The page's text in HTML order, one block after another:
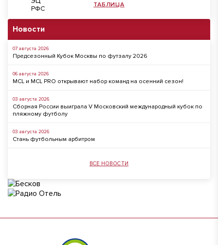
ТАБЛИЦА
Новости
07 августа 2026
Предсезонный Кубок Москвы по футзалу 2026
06 августа 2026
MCL и MCL PRO открывают набор команд на осенний сезон!
03 августа 2026
Сборная России выиграла V Московский международный кубок по
пляжному футболу
03 августа 2026
Стань футбольным арбитром
ВСЕ НОВОСТИ